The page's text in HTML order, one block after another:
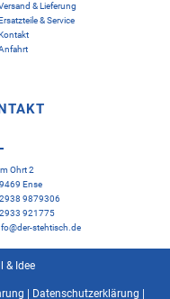
& Lieferung
& Service
Ohrt 2
Ense
9879306
921775
stehtisch.de
& Idee
Datenschutzerklärung